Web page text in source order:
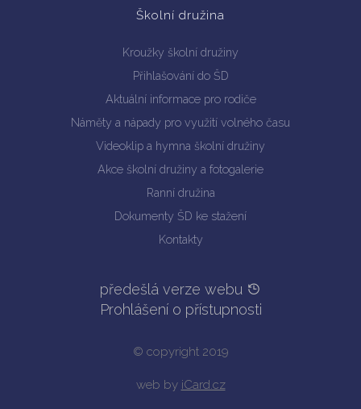
Školní družina
Kroužky školní družiny
Přihlašování do ŠD
Aktuální informace pro rodiče
Náměty a nápady pro využití volného času
Videoklip a hymna školní družiny
Akce školní družiny a fotogalerie
Ranní družina
Dokumenty ŠD ke stažení
Kontakty
předešlá verze webu
Prohlášení o přístupnosti
© copyright 2019
web by iCard.cz